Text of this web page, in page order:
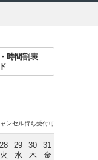
時間割表
ンセル待ち受付可
28
火
29
水
30
木
31
金